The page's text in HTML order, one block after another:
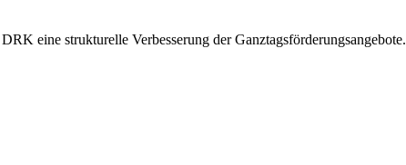
eine strukturelle Verbesserung der Ganztagsförderungsangebote.